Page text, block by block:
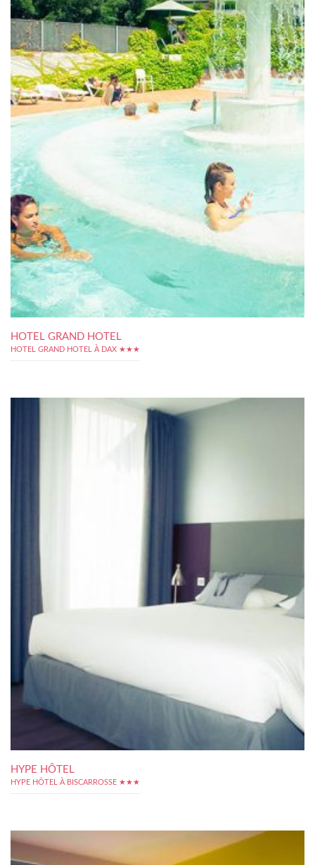
HOTEL GRAND HOTEL
HOTEL GRAND HOTEL À DAX ★★★
HYPE HÔTEL
HYPE HÔTEL À BISCARROSSE ★★★